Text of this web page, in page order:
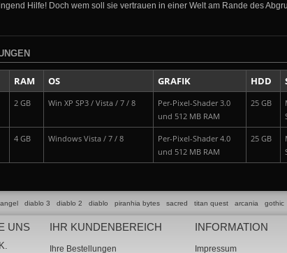
Hilfe! Doch wem soll sie vertrauen in einer Welt am Rande des
RAM OS GRAFIK HDD
2 GB Win XP SP3 / Vista / 7 / 8
Per-Pixel-Shader 3.0
und 512 MB RAM
25 GB
4 GB Windows Vista / 7 / 8
Per-Pixel-Shader 4.0
und 512 MB RAM
25 GB
diablo 3 diablo 2 diablo piranhia bytes sacred titan quest arcania gothic
UNS IHR KUNDENBEREICH
Ihre Bestellungen
INFORMATION
Impressum